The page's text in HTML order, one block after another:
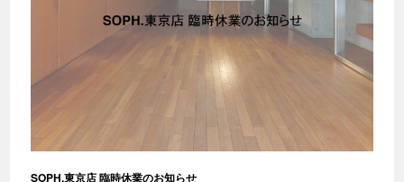
SOPH.東京店 臨時休業のお知らせ